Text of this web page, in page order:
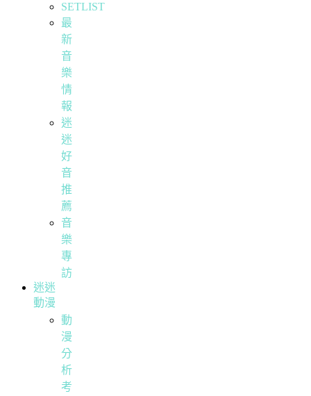
SETLIST
最
新
音
樂
情
報
迷
迷
好
音
推
薦
音
樂
專
訪
迷迷
動漫
動
漫
分
析
考